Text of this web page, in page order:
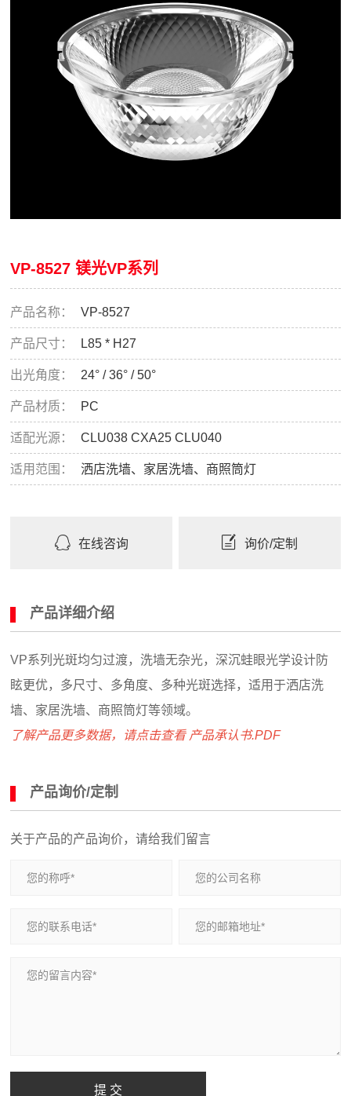
VP-8527 镁光VP系列
产品名称： VP-8527
产品尺寸： L85 * H27
出光角度： 24° / 36° / 50°
产品材质： PC
适配光源： CLU038 CXA25 CLU040
适用范围： 洒店洗墙、家居洗墙、商照筒灯
在线咨询 询价/定制
产品详细介绍
VP系列光斑均匀过渡，洗墙无杂光，深沉蛙眼光学设计防
眩更优，多尺寸、多角度、多种光斑选择，适用于洒店洗
墙、家居洗墙、商照筒灯等领域。
了解产品更多数据，请点击查看 产品承认书.PDF
产品询价/定制
关于产品的产品询价，请给我们留言
提 交